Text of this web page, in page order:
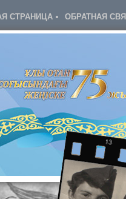
СТРАНИЦА ОБРАТНАЯ